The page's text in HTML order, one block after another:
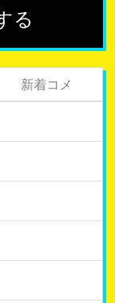
る
新着コメ